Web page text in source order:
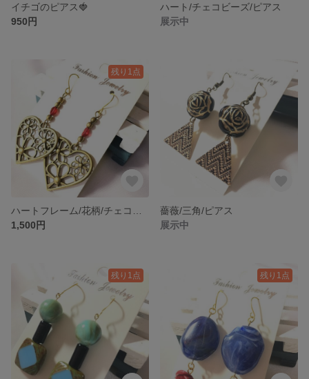
イチゴのピアス🍓
950円
ハート/チェコビーズ/ピアス
展示中
残り1点
1,500円
薔薇/三角/ピアス
展示中
残り1点 残り1点